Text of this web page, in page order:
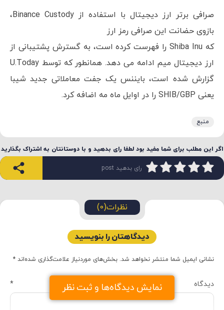
صرافی برتر ارز دیجیتال با استفاده از Binance Custody،
بازوی حضانت این صرافی رمز ارز
که Shiba Inu را فهرست کرده است، به گسترش پشتیبانی از
ارز دیجیتال میم ادامه می دهد. همانطور که توسط U.Today
گزارش شده است، بایننس یک جفت معاملاتی جدید شیبا
یعنی SHIB/GBP را در اوایل ماه مه اضافه کرد.
منبع
اگر این مطلب برای شما مفید بود لطفا رای بدهید و با دوستانتان به اشتراک بگذارید
رای بدهید post
نمایش دیدگاه‌ها و ثبت نظر
نظرات(0)
دیدگاهتان را بنویسید
نشانی ایمیل شما منتشر نخواهد شد. بخش‌های موردنیاز علامت‌گذاری شده‌اند *
دیدگاه *